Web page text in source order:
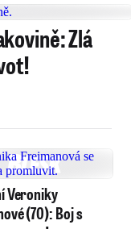
Zlá
Veroniky
(70): Boj s